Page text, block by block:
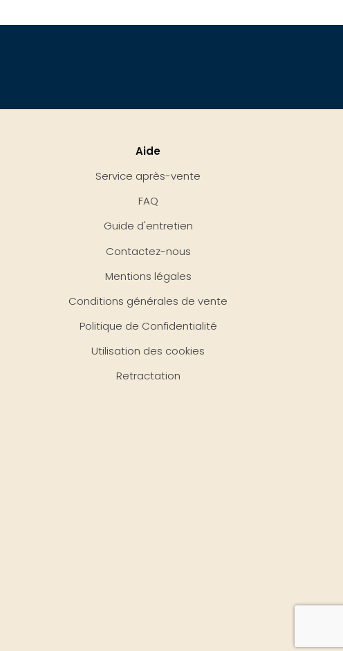
Aide
Service après-vente
FAQ
Guide d'entretien
Contactez-nous
Mentions légales
Conditions générales de vente
Politique de Confidentialité
Utilisation des cookies
Retractation